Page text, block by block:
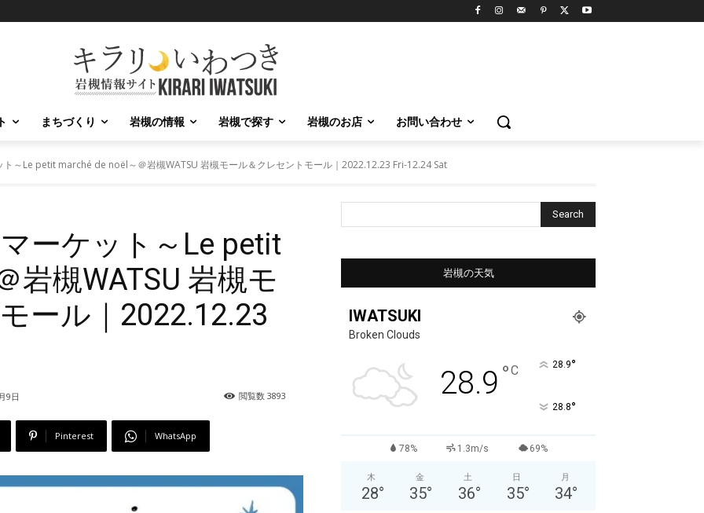
まちづくり 岩槻の情報 岩槻で探す 岩槻のお店 お問い合わせ
ト～Le petit marché de noël～＠岩槻WATSU 岩槻モール＆クレセントモール｜2022.12.23 Fri-12.24 Sat
ーケット～Le petit
岩槻WATSU 岩槻モ
ール｜2022.12.23
9日 閲覧数 3893
Pinterest WhatsApp
Search
岩槻の天気
IWATSUKI
Broken Clouds
28.9 °C 28.9°
28.8°
78% 1.3m/s 69%
木
28°
金
35°
土
36°
日
35°
月
34°